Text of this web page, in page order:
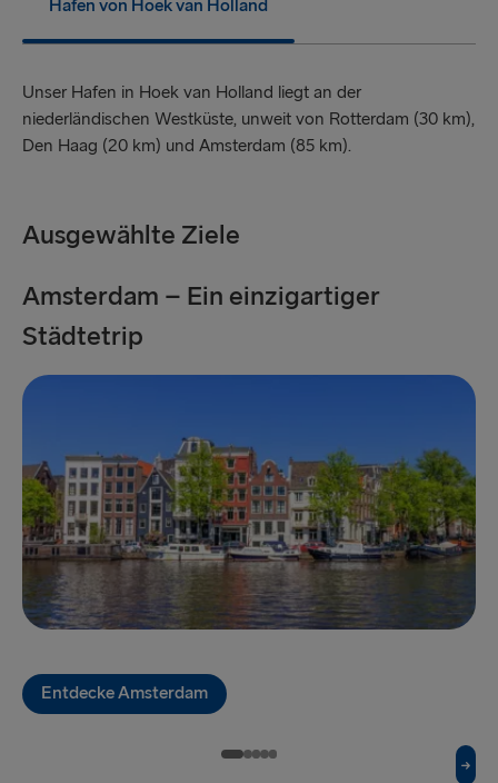
Ventspils → Nynäshamn
Nynäshamn → Ventspils
Hoek van Holland → Harwich
Harwich → Hoek van Holland
Dublin → Holyhead
Rosslare → Fishguard
Belfast → Liverpool
Belfast → Cairnryan
Hafen von Hoek van Holland
Unser Hafen in Hoek van Holland liegt an der
niederländischen Westküste, unweit von Rotterdam (30 km),
Den Haag (20 km) und Amsterdam (85 km).
Ausgewählte Ziele
Amsterdam – Ein einzigartiger
Städtetrip
Entdecke Amsterdam